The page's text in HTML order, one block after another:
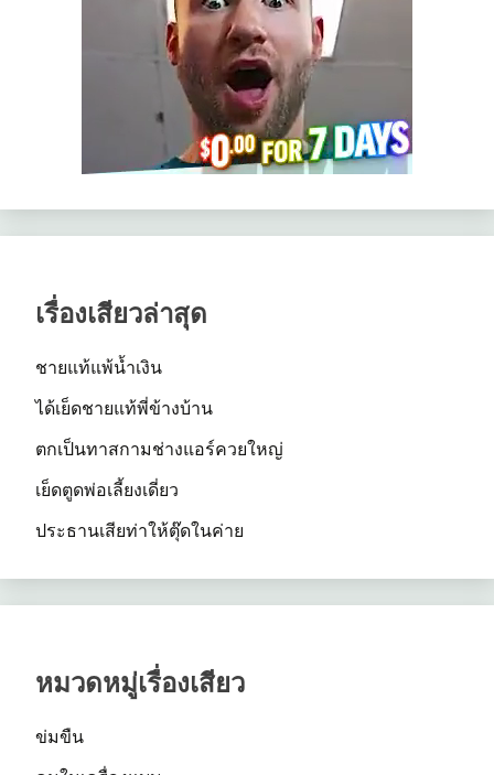
เรื่องเสียวล่าสุด
ชายแท้แพ้น้ำเงิน
ได้เย็ดชายแท้พี่ข้างบ้าน
ตกเป็นทาสกามช่างแอร์ควยใหญ่
เย็ดตูดพ่อเลี้ยงเดี่ยว
ประธานเสียท่าให้ตุ๊ดในค่าย
หมวดหมู่เรื่องเสียว
ข่มขืน